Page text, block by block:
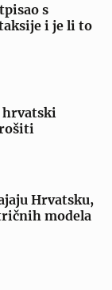
s
i je li to
hrvatski
Hrvatsku,
modela